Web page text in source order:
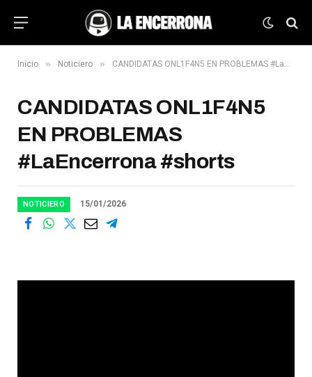
Inicio » Noticiero » CANDIDATAS ONL1F4N5 EN PROBLEMAS #LaEncerrona #shorts
CANDIDATAS ONL1F4N5
EN PROBLEMAS
#LaEncerrona #shorts
NOTICIERO 15/01/2026